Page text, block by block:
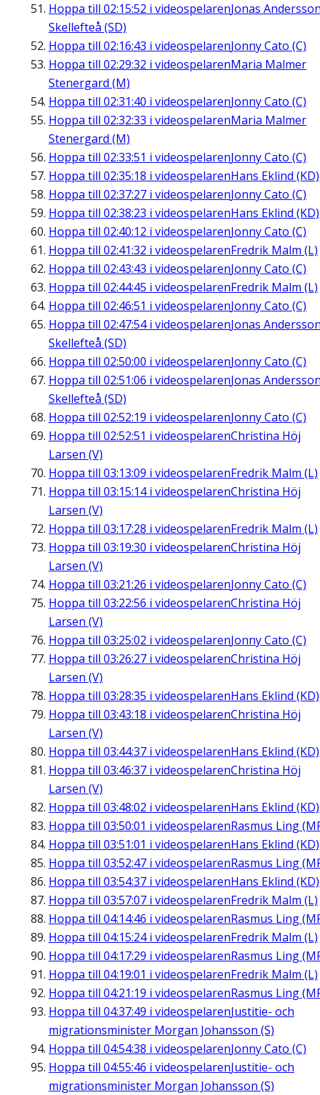
Hoppa till 02:15:52 i videospelarenJonas
Skellefteå (SD)
Hoppa till 02:16:43 i videospelarenJonny Cato (C)
Hoppa till 02:29:32 i videospelarenMaria Malmer
Stenergard (M)
Hoppa till 02:31:40 i videospelarenJonny Cato (C)
Hoppa till 02:32:33 i videospelarenMaria Malmer
Stenergard (M)
Hoppa till 02:33:51 i videospelarenJonny Cato (C)
Hoppa till 02:35:18 i videospelarenHans Eklind (KD)
Hoppa till 02:37:27 i videospelarenJonny Cato (C)
Hoppa till 02:38:23 i videospelarenHans Eklind (KD)
Hoppa till 02:40:12 i videospelarenJonny Cato (C)
Hoppa till 02:41:32 i videospelarenFredrik Malm (L)
Hoppa till 02:43:43 i videospelarenJonny Cato (C)
Hoppa till 02:44:45 i videospelarenFredrik Malm (L)
Hoppa till 02:46:51 i videospelarenJonny Cato (C)
Hoppa till 02:47:54i videospelarenJonas
Skellefteå (SD)
Hoppa till 02:50:00 i videospelarenJonny Cato (C)
Hoppa till 02:51:06 i videospelarenJonas
Skellefteå (SD)
Hoppa till 02:52:19 i videospelarenJonny Cato (C)
Hoppa till 02:52:51 i videospelarenChristina Höj
Larsen (V)
Hoppa till 03:13:09 i videospelarenFredrik Malm (L)
Hoppa till 03:15:14i videospelarenChristina Höj
Larsen (V)
Hoppa till 03:17:28 i videospelarenFredrik Malm (L)
Hoppa till 03:19:30 i videospelarenChristina Höj
Larsen (V)
Hoppa till 03:21:26 i videospelarenJonny Cato (C)
Hoppa till 03:22:56 i videospelarenChristina Höj
Larsen (V)
Hoppa till 03:25:02 i videospelarenJonny Cato (C)
Hoppa till 03:26:27 i videospelarenChristina Höj
Larsen (V)
Hoppa till 03:28:35 i videospelarenHans Eklind (KD)
Hoppa till 03:43:18 i videospelarenChristina Höj
Larsen (V)
Hoppa till 03:44:37 i videospelarenHans Eklind (KD)
Hoppa till 03:46:37 i videospelarenChristina Höj
Larsen (V)
Hoppa till 03:48:02 i videospelarenHans Eklind (KD)
Hoppa till 03:50:01 i videospelarenRasmus Ling
Hoppa till 03:51:01 i videospelarenHans Eklind (KD)
Hoppa till 03:52:47 i videospelarenRasmus Ling
Hoppa till 03:54:37 i videospelarenHans Eklind (KD)
Hoppa till 03:57:07 i videospelarenFredrik Malm (L)
Hoppa till 04:14:46 i videospelarenRasmus Ling
Hoppa till 04:15:24i videospelarenFredrik Malm (L)
Hoppa till 04:17:29 i videospelarenRasmus Ling
Hoppa till 04:19:01 i videospelarenFredrik Malm (L)
Hoppa till 04:21:19 i videospelarenRasmus Ling
Hoppa till 04:37:49 i videospelarenJustitie- och
migrationsminister Morgan Johansson (S)
Hoppa till 04:54:38 i videospelarenJonny Cato (C)
Hoppa till 04:55:46 i videospelarenJustitie- och
migrationsminister Morgan Johansson (S)